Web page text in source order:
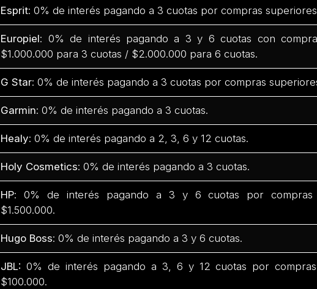
Esprit: 0% de interés pagando a 3 cuotas por compras
Europiel: 0% de interés pagando a 3 y 6 cuotas con
$1.000.000 para 3 cuotas / $2.000.000 para 6 cuotas.
G Star: 0% de interés pagando a 3 cuotas por compras
Garmin: 0% de interés pagando a 3 cuotas.
Healy: 0% de interés pagando a 2, 3, 6 y 12 cuotas.
Holy Cosmetics: 0% de interés pagando a 3 cuotas.
HP: 0% de interés pagando a 3 y 6 cuotas por compras
$1.500.000.
Hugo Boss: 0% de interés pagando a 3 y 6 cuotas.
JBL: 0% de interés pagando a 3, 6 y 12 cuotas por
$100.000.